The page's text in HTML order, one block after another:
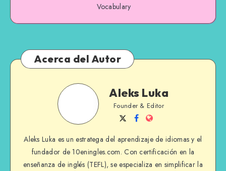
Vocabulary
Acerca del Autor
Aleks
Aleks Luka
Founder & Editor
Sígueme
Twitter
Sígueme
Facebook
Sitio
Aleks Luka es un estratega del aprendizaje de idiomas y el
fundador de 10eningles.com. Con certificación en la
enseñanza de inglés (TEFL), se especializa en simplificar la